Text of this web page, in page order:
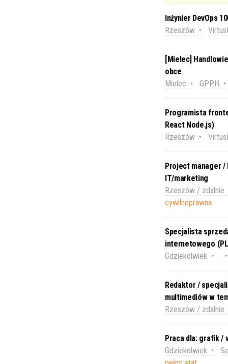
Inżynier DevOps
Rzeszów
[Mielec]
obce
Mielec
GPPH
Programista
React Node.js)
Rzeszów
Project manager /
IT/marketing
Rzeszów / zdalnie
cywilnoprawna
Specjalista
internetowego
Gdziekolwiek
Redaktor /
multimediów w
Rzeszów / zdalnie
Praca dla: grafik /
Gdziekolwiek